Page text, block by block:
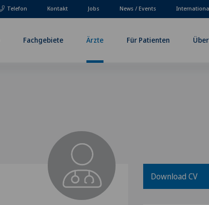
Telefon Kontakt Jobs News / Events
Fachgebiete Ärzte Für Patienten
Download CV